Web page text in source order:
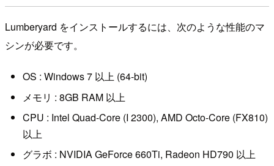
Lumberyard をインストールするには、次のような性能のマ
シンが必要です。
OS : Windows 7 以上 (64-bit)
メモリ : 8GB RAM 以上
CPU : Intel Quad-Core (I 2300), AMD Octo-Core (FX810)
以上
グラボ : NVIDIA GeForce 660Ti, Radeon HD790 以上